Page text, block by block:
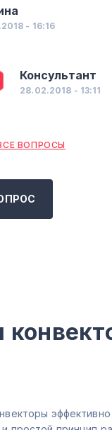
- 16:16
Консультант
28.02.2018 - 13:11
ВОПРОСЫ